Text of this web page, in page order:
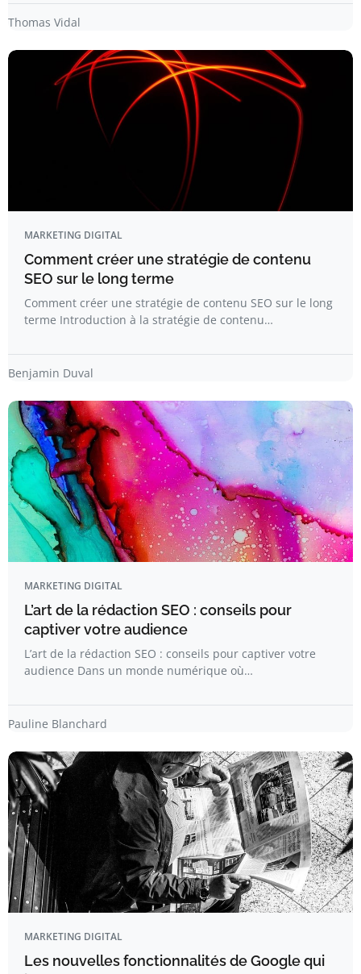
Thomas Vidal
MARKETING DIGITAL
Comment créer une stratégie de contenu
SEO sur le long terme
Comment créer une stratégie de contenu SEO sur le long
terme Introduction à la stratégie de contenu…
Benjamin Duval
MARKETING DIGITAL
L’art de la rédaction SEO : conseils pour
captiver votre audience
L’art de la rédaction SEO : conseils pour captiver votre
audience Dans un monde numérique où…
Pauline Blanchard
MARKETING DIGITAL
Les nouvelles fonctionnalités de Google qui